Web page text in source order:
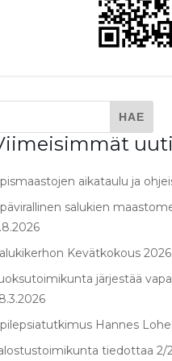
aikataulu ja
salukien
Kevätkokous 2026
järjestää
Hannes
tiedottaa 2/